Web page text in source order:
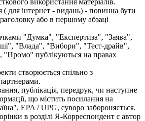
( для інтернет - видань) - повинна бути
або в першому абзаці
"Думка", "Експертиза", "Заява",
"Влада", "Вибори", "Тест-драйв",
"Промо" публікуються на правах
створюється спільно з
публікація, передрук, чи наступне
що містить посилання на
EPA / UPG, суворо забороняється.
в розділі Я-Корреспондент є автор